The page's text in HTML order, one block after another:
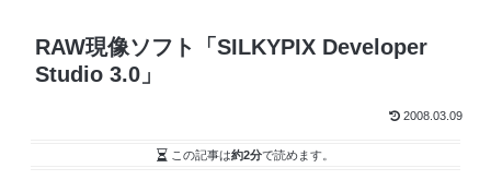
RAW現像ソフト「SILKYPIX Developer
Studio 3.0」
2008.03.09
この記事は約2分で読めます。